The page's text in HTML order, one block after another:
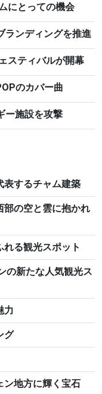
にとっての機会
ランディングを推進
スティバルが開幕
のカバー曲
ー施設を攻撃
表するチャム建築
の空と雲に抱かれ
る観光スポット
の新たな人気観光ス
力
グ
ン地方に輝く宝石